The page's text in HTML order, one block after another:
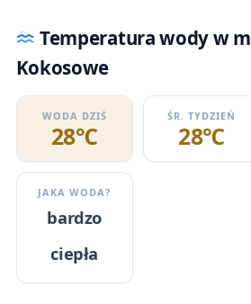
Temperatura wody w
Kokosowe
WODA DZIŚ
28℃
ŚR. TYDZIEŃ
28℃
JAKA WODA?
bardzo
ciepła